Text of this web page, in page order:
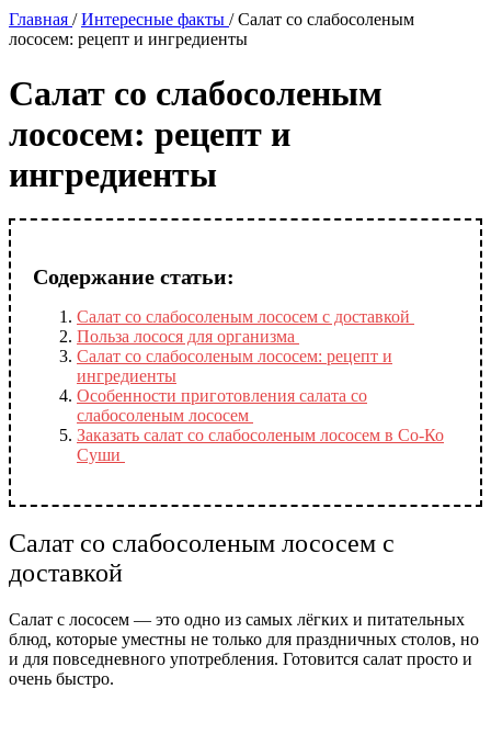
Главная / Интересные факты / Салат со слабосоленым
лососем: рецепт и ингредиенты
Салат со слабосоленым
лососем: рецепт и
ингредиенты
Содержание статьи:
Салат со слабосоленым лососем с доставкой
Польза лосося для организма
Салат со слабосоленым лососем: рецепт и
ингредиенты
Особенности приготовления салата со
слабосоленым лососем
Заказать салат со слабосоленым лососем в Со-Ко
Суши
Салат со слабосоленым лососем с
доставкой
Салат с лососем — это одно из самых лёгких и питательных
блюд, которые уместны не только для праздничных столов, но
и для повседневного употребления. Готовится салат просто и
очень быстро.